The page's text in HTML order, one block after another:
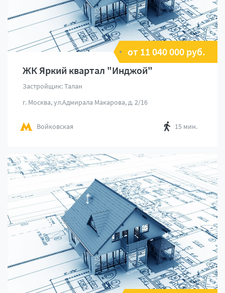
от 11 040 000 руб.
ЖК Яркий квартал "Инджой"
Застройщик: Талан
г. Москва, ул.Адмирала Макарова, д. 2/16
Войковская 15 мин.